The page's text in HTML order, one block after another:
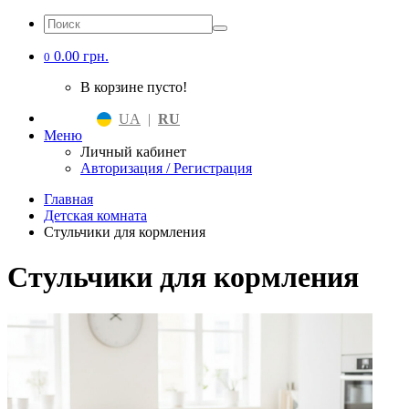
0 0.00 грн.
В корзине пусто!
UA | RU
Меню
Личный кабинет
Авторизация / Регистрация
Главная
Детская комната
Стульчики для кормления
Стульчики для кормления